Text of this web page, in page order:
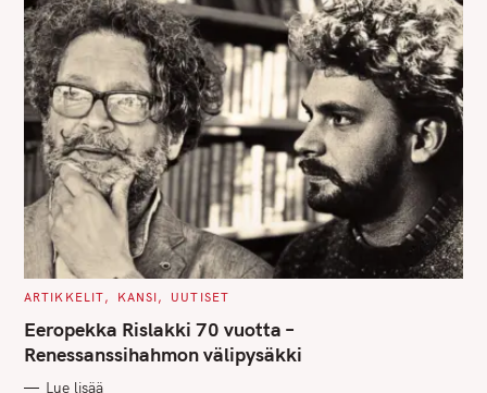
C
T
E
G
O
I
ARTIKKELIT KANSI UUTISET
Eeropekka Rislakki 70 vuotta –
Renessanssihahmon välipysäkki
Lue lisää